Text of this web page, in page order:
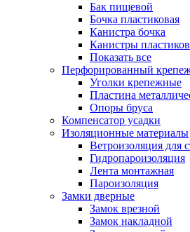
Бак пищевой
Бочка пластиковая
Канистра бочка
Канистры
Показать все
Перфорированный
Уголки крепежные
Пластина
Опоры бруса
Компенсатор усадки
Изоляционные материалы
Ветроизоляция для
Гидропароизоляция
Лента монтажная
Пароизоляция
Замки дверные
Замок врезной
Замок накладной